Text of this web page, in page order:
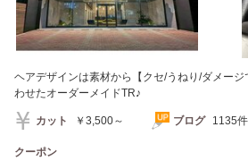
ヘアデザインは素材から【クセ/うねり/ダメー
わせたオーダーメイドTR♪
カット ￥3,500～ ブログ 1135件
クーポン